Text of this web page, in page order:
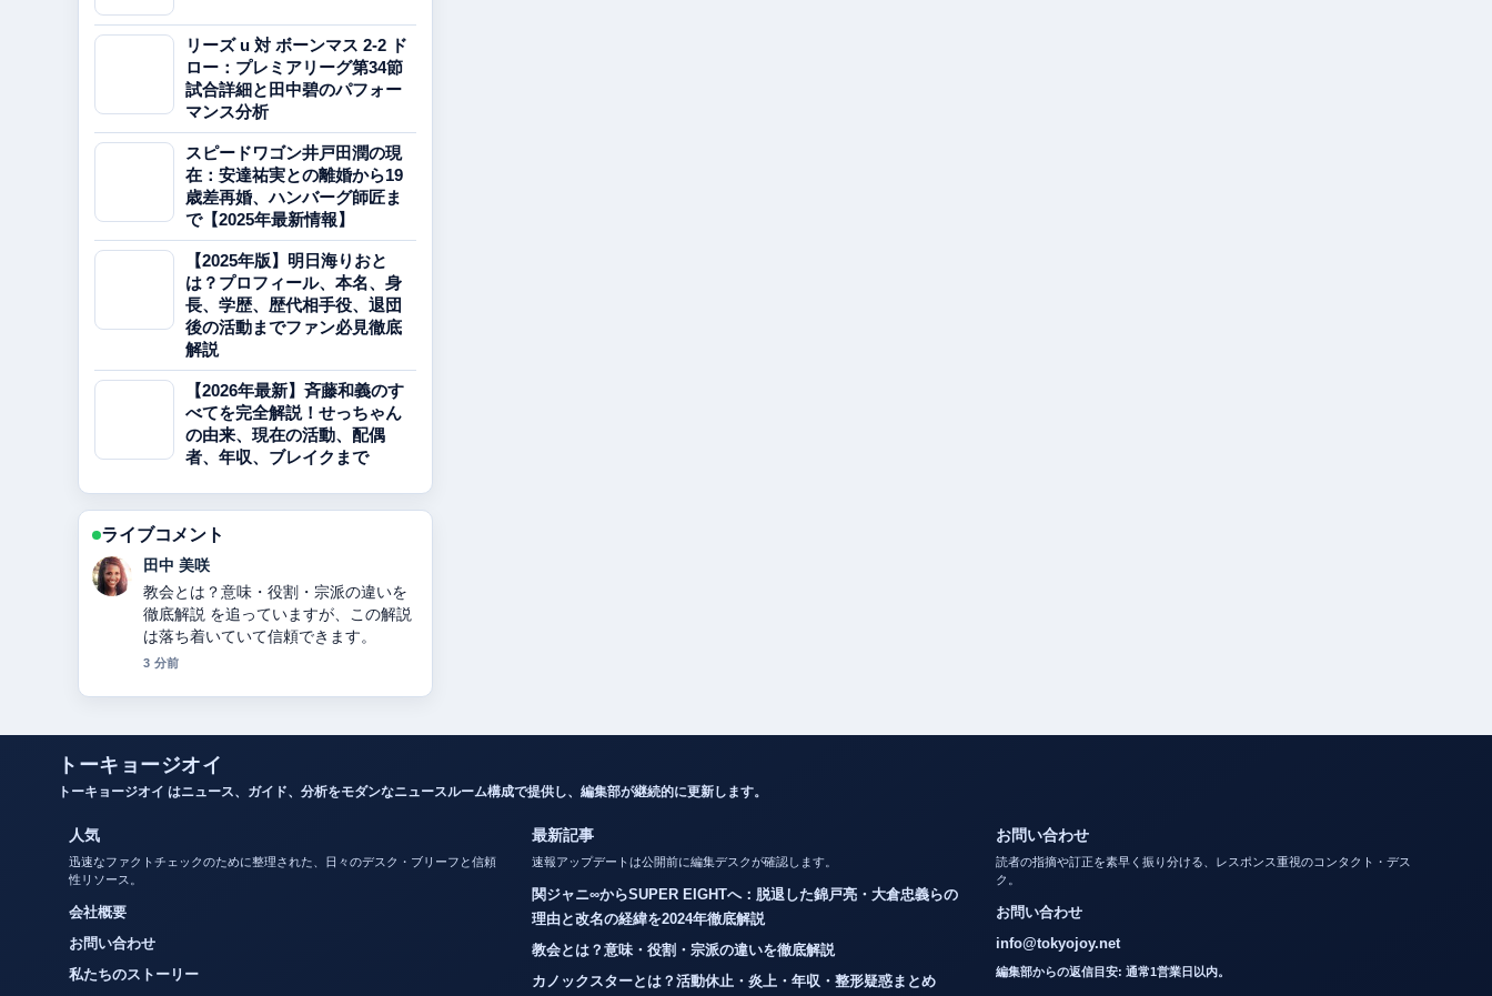
リーズ u 対 ボーンマス 2-2 ド
ロー：プレミアリーグ第34節
試合詳細と田中碧のパフォー
マンス分析
スピードワゴン井戸田潤の現
在：安達祐実との離婚から19
歳差再婚、ハンバーグ師匠ま
で【2025年最新情報】
【2025年版】明日海りおと
は？プロフィール、本名、身
長、学歴、歴代相手役、退団
後の活動までファン必見徹底
解説
【2026年最新】斉藤和義のす
べてを完全解説！せっちゃん
の由来、現在の活動、配偶
者、年収、ブレイクまで
ライブコメント
中村 悠斗
カノックスターとは？活動休止・炎
上・年収・整形疑惑まとめ の背景説明
が助かります。ライブ更新を続けてく
ださい。
トーキョージオイ
迅速なファクトチェックのために整理された、日々のデスク・ブリーフと信頼
関ジャニ∞からSUPER EIGHTへ：脱退した錦戸亮・大倉忠義らの
読者の指摘や訂正を素早く振り分ける、レスポンス重視のコンタクト・デス